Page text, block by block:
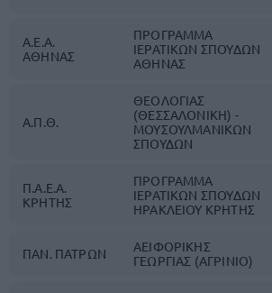
Α.Ε.Α.
ΑΘΗΝΑΣ
ΠΡΟΓΡΑΜΜΑ
ΙΕΡΑΤΙΚΩΝ ΣΠΟΥΔΩΝ
ΑΘΗΝΑΣ
Α.Π.Θ.
ΘΕΟΛΟΓΙΑΣ
(ΘΕΣΣΑΛΟΝΙΚΗ) -
ΜΟΥΣΟΥΛΜΑΝΙΚΩΝ
ΣΠΟΥΔΩΝ
Π.Α.Ε.Α.
ΚΡΗΤΗΣ
ΠΡΟΓΡΑΜΜΑ
ΙΕΡΑΤΙΚΩΝ ΣΠΟΥΔΩΝ
ΗΡΑΚΛΕΙΟΥ ΚΡΗΤΗΣ
ΠΑΝ. ΠΑΤΡΩΝ
ΑΕΙΦΟΡΙΚΗΣ
ΓΕΩΡΓΙΑΣ (ΑΓΡΙΝΙΟ)